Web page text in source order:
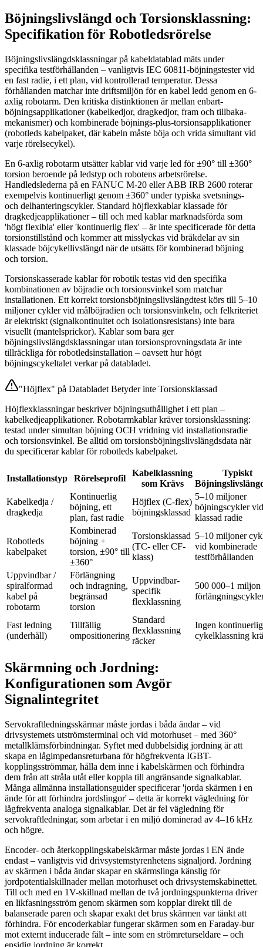
Böjningslivslängd och Torsionsklassning:
Specifikation för Robotledsrörelse
Böjningslivslängdsklassningar på kabeldatablad mäts under
specifika testförhållanden – vanligtvis IEC 60811-böjningstester vid
en fast radie, i ett plan, vid kontrollerad temperatur. Dessa
förhållanden matchar inte driftsmiljön för en kabel ledd genom en 6-
axlig robotarm. Den kritiska distinktionen är mellan enbart-
böjningsapplikationer (kabelkedjor, dragkedjor, fram och tillbaka-
mekanismer) och kombinerade böjnings-plus-torsionsapplikationer
(robotleds kabelpaket, där kabeln måste böja och vrida simultant vid
varje rörelsecykel).
En 6-axlig robotarm utsätter kablar vid varje led för ±90° till ±360°
torsion beroende på ledstyp och robotens arbetsrörelse.
Handledslederna på en FANUC M-20 eller ABB IRB 2600 roterar
exempelvis kontinuerligt genom ±360° under typiska svetsnings-
och delhanteringscykler. Standard höjflexkablar klassade för
dragkedjeapplikationer – till och med kablar marknadsförda som
'högt flexibla' eller 'kontinuerlig flex' – är inte specificerade för detta
torsionstillstånd och kommer att misslyckas vid bråkdelar av sin
klassade böjcykellivslängd när de utsätts för kombinerad böjning
och torsion.
Torsionskasserade kablar för robotik testas vid den specifika
kombinationen av böjradie och torsionsvinkel som matchar
installationen. Ett korrekt torsionsböjningslivslängdtest körs till 5–10
miljoner cykler vid målböjradien och torsionsvinkeln, och felkriteriet
är elektriskt (signalkontinuitet och isolationsresistans) inte bara
visuellt (mantelsprickor). Kablar som bara ger
böjningslivslängdsklassningar utan torsionsprovningsdata är inte
tillräckliga för robotledsinstallation – oavsett hur högt
böjningscykeltalet verkar på databladet.
"Höjflex" på Databladet Betyder inte Torsionsklassad
Höjflexklassningar beskriver böjningsuthållighet i ett plan –
kabelkedjeapplikationer. Robotarmkablar kräver torsionsklassning:
testad under simultan böjning OCH vridning vid installationsradie
och torsionsvinkel. Be alltid om torsionsböjningslivslängdsdata när
du specificerar kablar för robotleds kabelpaket.
Installationstyp Rörelseprofil
Kabelklassning
som Krävs
Typiskt
Kabelkedja /
dragkedja
Kontinuerlig
böjning, ett
plan, fast radie
Höjflex (C-flex)
böjningsklassad
5–10 miljoner
böjningscykler vid
klassad radie
Robotleds
kabelpaket
Kombinerad
böjning +
torsion, ±90° till
±360°
Torsionsklassad
(TC- eller CF-
klass)
5–10 miljoner
vid kombinerade
testförhållanden
Uppvindbar /
spiralformad
kabel på
robotarm
Förlängning
och indragning,
begränsad
torsion
Uppvindbar-
specifik
flexklassning
500 000–1 miljon
Fast ledning
(underhåll)
Tillfällig
ompositionering
Standard
flexklassning
räcker
Ingen kontinuerlig
cykelklassning
Skärmning och Jordning:
Konfigurationen som Avgör
Signalintegritet
Servokraftledningsskärmar måste jordas i båda ändar – vid
drivsystemets utströmsterminal och vid motorhuset – med 360°
metallklämsförbindningar. Syftet med dubbelsidig jordning är att
skapa en lågimpedansreturbana för högfrekventa IGBT-
kopplingsströmmar, hålla dem inne i kabelskärmen och förhindra
dem från att stråla utåt eller koppla till angränsande signalkablar.
Många allmänna installationsguider specificerar 'jorda skärmen i en
ände för att förhindra jordslingor' – detta är korrekt vägledning för
lågfrekventa analoga signalkablar. Det är fel vägledning för
servokraftledningar, som arbetar i en miljö dominerad av 4–16 kHz
och högre.
Encoder- och återkopplingskabelskärmar måste jordas i EN ände
endast – vanligtvis vid drivsystemstyrenhetens signaljord. Jordning
av skärmen i båda ändar skapar en skärmslinga känslig för
jordpotentialskillnader mellan motorhuset och drivsystemskabinettet.
Till och med en 1V-skillnad mellan de två jordningspunkterna driver
en likfasningsström genom skärmen som kopplar direkt till de
balanserade paren och skapar exakt det brus skärmen var tänkt att
förhindra. För encoderkablar fungerar skärmen som en Faraday-bur
mot externt inducerade fält – inte som en strömreturseldare – och
ensidig jordning är korrekt.